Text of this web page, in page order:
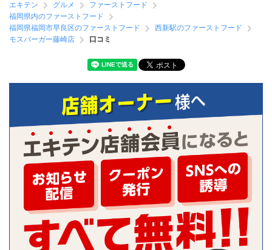
エキテン
グルメ
ファーストフード
福岡県内のファーストフード
福岡県福岡市早良区のファーストフード
西新駅のファーストフード
モスバーガー藤崎店
口コミ